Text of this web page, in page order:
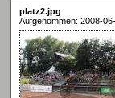
platz2.jpg
Aufgenommen: 2008-